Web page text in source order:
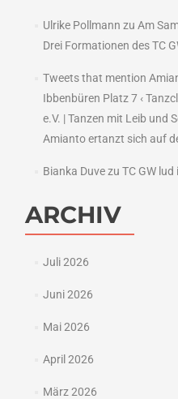
Ulrike Pollmann zu Am
Drei Formationen des TC
Tweets that mention
Ibbenbüren Platz 7 ‹
e.V. | Tanzen mit Leib und
Amianto ertanzt sich auf
Bianka Duvezu TC GW lud
ARCHIV
Juli 2026
Juni 2026
Mai 2026
April 2026
März 2026